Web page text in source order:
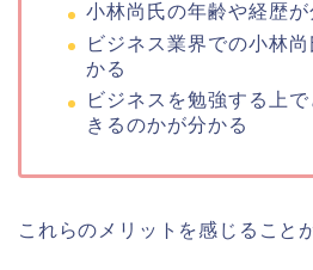
小林尚氏の年齢や経歴が
ビジネス業界での小林
かる
ビジネスを勉強する上
きるのかが分かる
これらのメリットを感じること